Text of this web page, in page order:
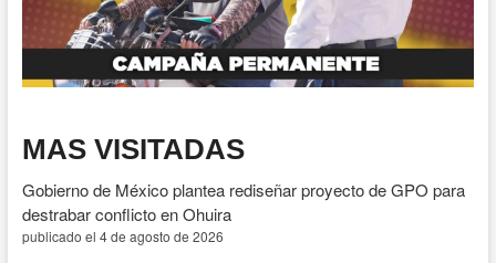
MAS VISITADAS
Gobierno de México plantea rediseñar proyecto de GPO para
destrabar conflicto en Ohuira
publicado el 4 de agosto de 2026